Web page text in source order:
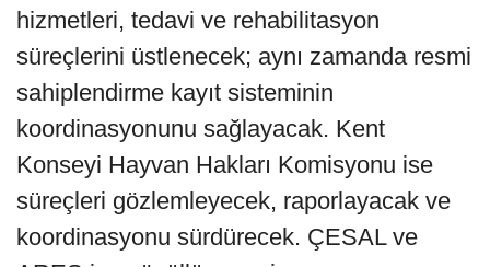
hizmetleri, tedavi ve rehabilitasyon
süreçlerini üstlenecek; aynı zamanda resmi
sahiplendirme kayıt sisteminin
koordinasyonunu sağlayacak. Kent
Konseyi Hayvan Hakları Komisyonu ise
süreçleri gözlemleyecek, raporlayacak ve
koordinasyonu sürdürecek. ÇESAL ve